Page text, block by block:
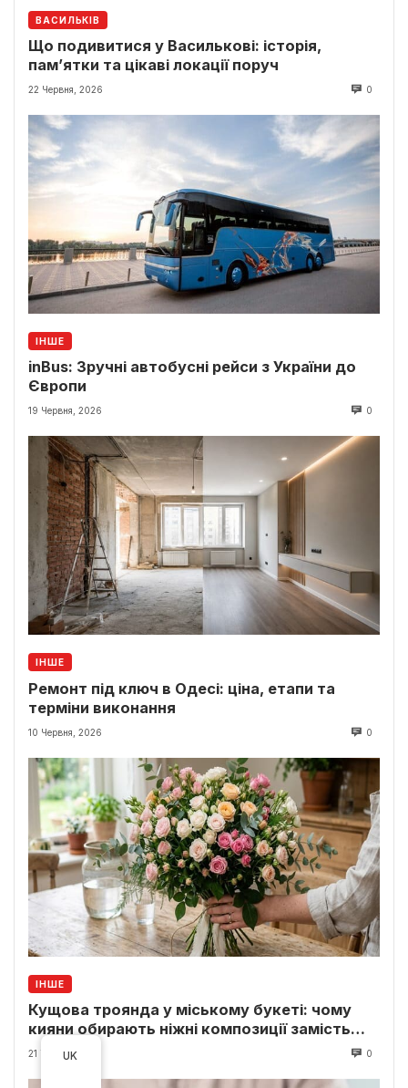
ВАСИЛЬКІВ
Що подивитися у Василькові: історія,
пам’ятки та цікаві локації поруч
22 Червня, 2026 0
ІНШЕ
inBus: Зручні автобусні рейси з України до
Європи
19 Червня, 2026 0
ІНШЕ
Ремонт під ключ в Одесі: ціна, етапи та
терміни виконання
10 Червня, 2026 0
ІНШЕ
Кущова троянда у міському букеті: чому
кияни обирають ніжні композиції замість
класики
21 Травня, 2026 0
UK